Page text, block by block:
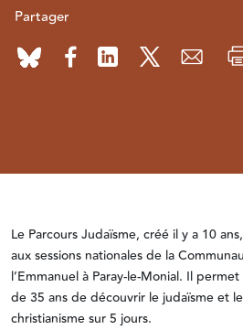
Partager
Le Parcours Judaïsme, créé il y a 10
aux sessions nationales de la
l’Emmanuel à Paray-le-Monial. Il
de 35 ans de découvrir le judaïsme et
christianisme sur 5 jours.